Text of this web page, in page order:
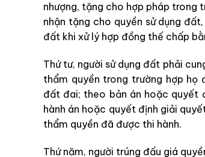
nhượng, tặng cho hợp pháp trong
nhận tặng cho quyền sử dụng
đất khi xử lý hợp đồng thế chấp
Thứ tư, người sử dụng đất phải
thẩm quyền trong trường hợp
đất đai; theo bản án hoặc quyết
hành án hoặc quyết định giải
thẩm quyền đã được thi hành.
Thứ năm, người trúng đấu giá